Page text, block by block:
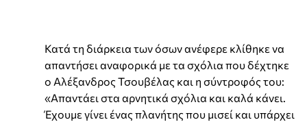
Κατά τη διάρκεια των όσων ανέφερε κλίθηκε να
απαντήσει αναφορικά με τα σχόλια που δέχτηκε
ο Αλέξανδρος Τσουβέλας και η σύντροφός του:
«Απαντάει στα αρνητικά σχόλια και καλά κάνει.
Έχουμε γίνει ένας πλανήτης που μισεί και υπάρχει